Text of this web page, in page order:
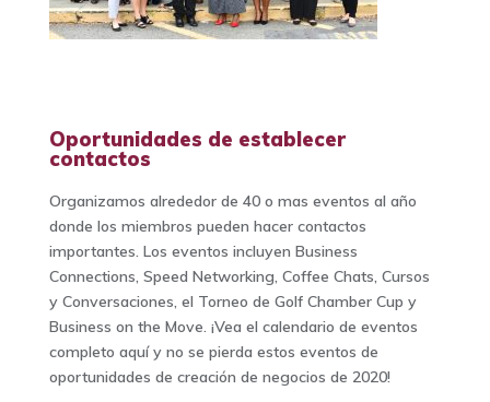
Oportunidades de establecer
contactos
Organizamos alrededor de 40 o mas eventos al año
donde los miembros pueden hacer contactos
importantes. Los eventos incluyen Business
Connections, Speed Networking, Coffee Chats, Cursos
y Conversaciones, el Torneo de Golf Chamber Cup y
Business on the Move. ¡Vea el calendario de eventos
completo aquí y no se pierda estos eventos de
oportunidades de creación de negocios de 2020!